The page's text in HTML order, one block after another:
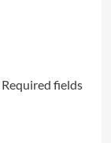
Required fields